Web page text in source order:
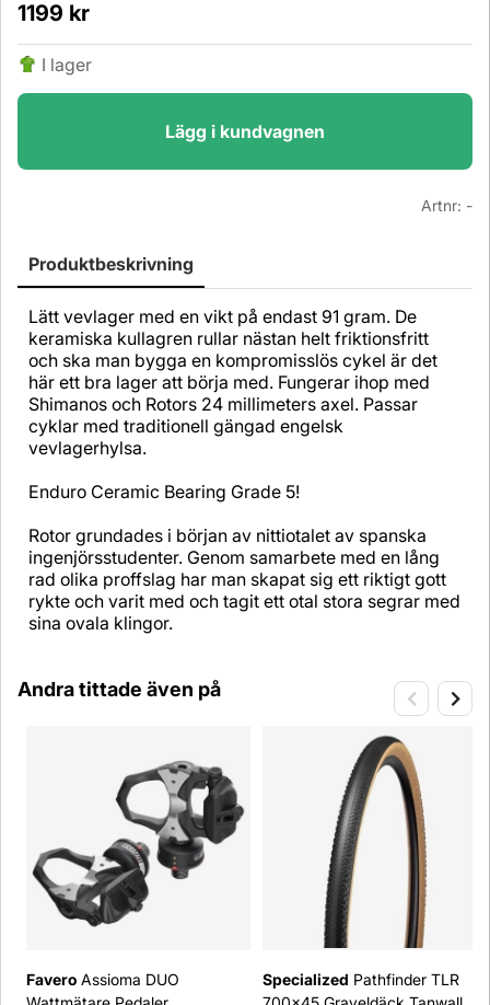
1199 kr
I lager
Lägg i kundvagnen
Artnr: -
Produktbeskrivning
Lätt vevlager med en vikt på endast 91 gram. De
keramiska kullagren rullar nästan helt friktionsfritt
och ska man bygga en kompromisslös cykel är det
här ett bra lager att börja med. Fungerar ihop med
Shimanos och Rotors 24 millimeters axel. Passar
cyklar med traditionell gängad engelsk
vevlagerhylsa.
Enduro Ceramic Bearing Grade 5!
Rotor grundades i början av nittiotalet av spanska
ingenjörsstudenter. Genom samarbete med en lång
rad olika proffslag har man skapat sig ett riktigt gott
rykte och varit med och tagit ett otal stora segrar med
sina ovala klingor.
Andra tittade även på
Favero Assioma DUO
Specialized Pathfinder TLR